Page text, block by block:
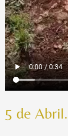
5 de Abril.